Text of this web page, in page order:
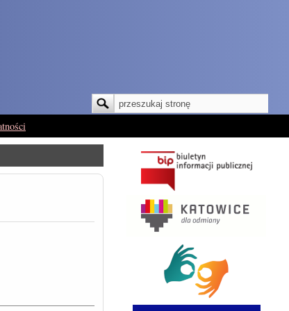
Formularz wyszukiwania
Szukaj